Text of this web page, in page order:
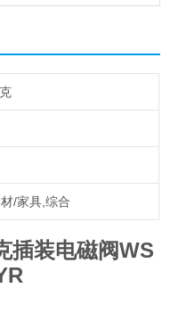
/家具,综合
插装电磁阀WS